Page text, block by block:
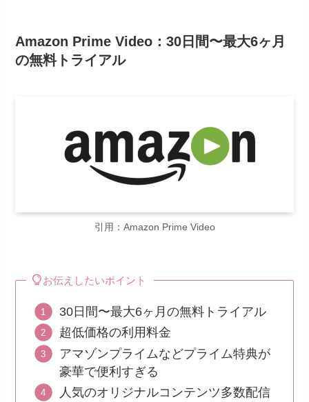
Amazon Prime Video：30日間〜最大6ヶ月
の無料トライアル
引用：Amazon Prime Video
お伝えしたいポイント
30日間〜最大6ヶ月の無料トライアル
超低価格の利用料金
アマゾンプライムなどプライム特典が
豪華で便利すぎる
人気のオリジナルコンテンツ多数配信